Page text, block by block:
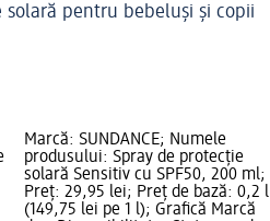
solară pentru bebeluși și copii
Marcă: SUNDANCE; Numele
produsului: Spray de protecție
solară Sensitiv cu SPF50, 200 ml;
Preț: 29,95 lei; Preț de bază: 0,2 l
(149,75 lei pe 1 l); Grafică Marcă